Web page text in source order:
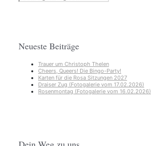
Neueste Beiträge
Trauer um Christoph Thelen
Cheers, Queers! Die Bingo-Party!
Karten für die Rosa Sitzungen 2027
Draiser Zug (Fotogalerie vom 17.02.2026)
Rosenmontag (Fotogalerie vom 16.02.2026)